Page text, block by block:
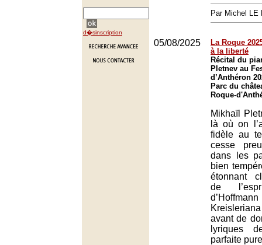
d�sinscription
Par Michel LE
05/08/2025
La Roque
à la liberté
Récital du
Pletnev au
d’Anthéron
Parc du
Roque-
Mikhaïl
là où on
fidèle au
cesse
dans les
bien
étonnant
de
avant de
lyriques
parfaite